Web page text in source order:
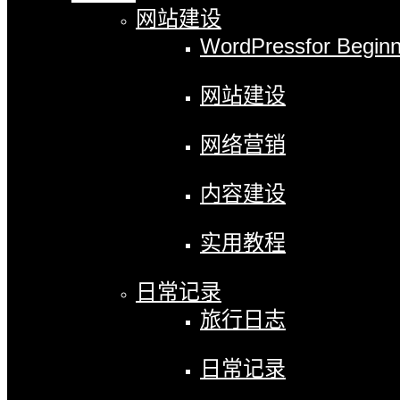
网站建设
WordPressfor
网站建设
网络营销
内容建设
实用教程
日常记录
旅行日志
日常记录